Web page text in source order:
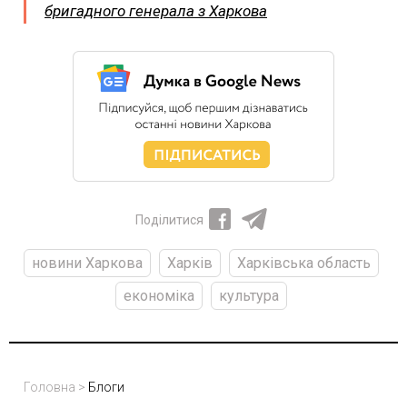
бригадного генерала з Харкова
Поділитися
новини Харкова Харків
Харківська область
економіка
культура
Головна > Блоги